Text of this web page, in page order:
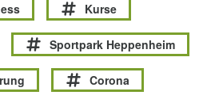
Kurse
Sportpark Heppenheim
Corona